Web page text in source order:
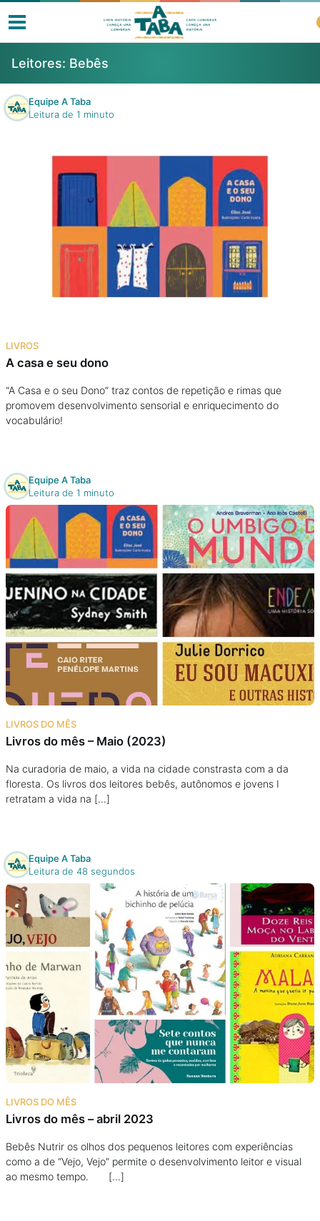
Livros
Resenhas
Clube de Leitores
Na família
Colunas
Colecionáveis
Cursos On line
E-Books
Eventos
Podcast
Assine
Taba na Escola
Leitores: Bebês
Equipe A Taba
Leitura de 1 minuto
LIVROS
A casa e seu dono
“A Casa e o seu Dono” traz contos de repetição e rimas que
promovem desenvolvimento sensorial e enriquecimento do
vocabulário!
Equipe A Taba
Leitura de 1 minuto
LIVROS DO MÊS
Livros do mês – Maio (2023)
Na curadoria de maio, a vida na cidade constrasta com a da
floresta. Os livros dos leitores bebês, autônomos e jovens I
retratam a vida na […]
Equipe A Taba
Leitura de 48 segundos
LIVROS DO MÊS
Livros do mês – abril 2023
Bebês Nutrir os olhos dos pequenos leitores com experiências
como a de “Vejo, Vejo” permite o desenvolvimento leitor e visual
ao mesmo tempo. […]